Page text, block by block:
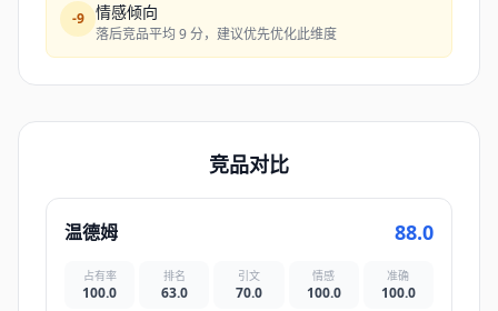
-9 情感倾向
落后竞品平均 9 分，建议优先优化此维度
竞品对比
温德姆 88.0
占有率
100.0
排名
63.0
引文
70.0
情感
100.0
准确
100.0